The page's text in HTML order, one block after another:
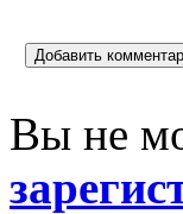
Добавить
Вы не